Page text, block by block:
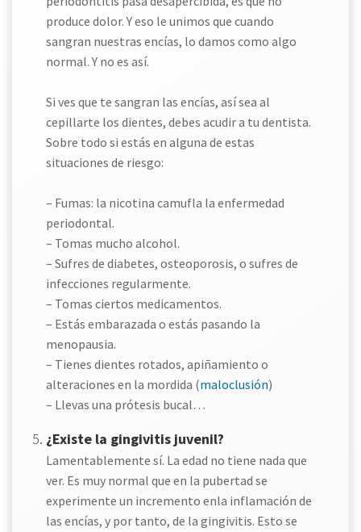
produce dolor. Y eso le unimos que cuando
sangran nuestras encías, lo damos como algo
normal. Y no es así.
Si ves que te sangran las encías, así sea al
cepillarte los dientes, debes acudir a tu dentista.
Sobre todo si estás en alguna de estas
situaciones de riesgo:
– Fumas: la nicotina camufla la enfermedad
periodontal.
– Tomas mucho alcohol.
– Sufres de diabetes, osteoporosis, o sufres de
infecciones regularmente.
– Tomas ciertos medicamentos.
– Estás embarazada o estás pasando la
menopausia.
– Tienes dientes rotados, apiñamiento o
alteraciones en la mordida (maloclusión)
– Llevas una prótesis bucal…
¿Existe la gingivitis juvenil?
Lamentablemente sí. La edad no tiene nada que
ver. Es muy normal que en la pubertad se
experimente un incremento enla inflamación de
las encías, y por tanto, de la gingivitis. Esto se